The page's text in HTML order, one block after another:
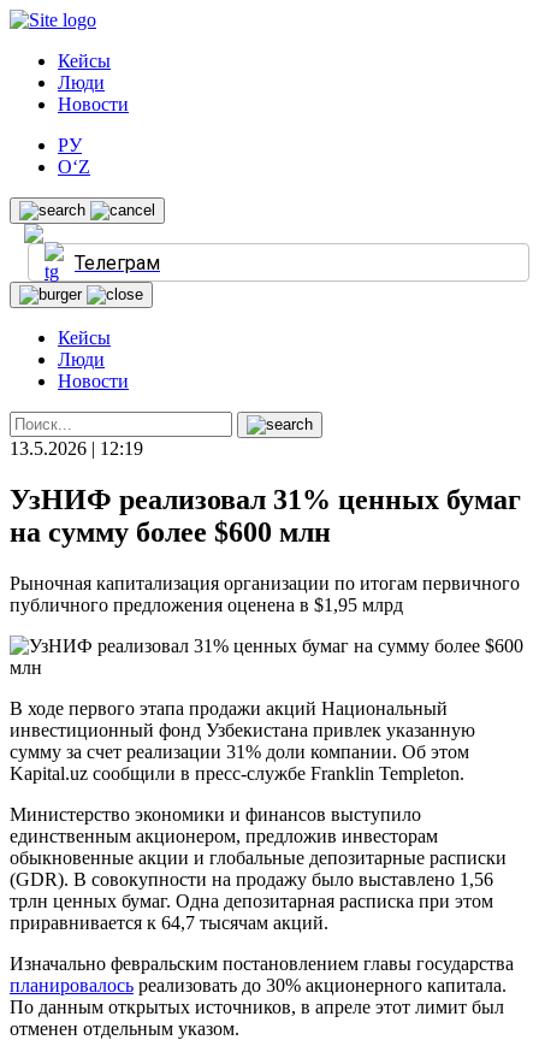
Кейсы
Люди
Новости
РУ
O‘Z
Телеграм
Кейсы
Люди
Новости
13.5.2026 | 12:19
УзНИФ реализовал 31% ценных бумаг
на сумму более $600 млн
Рыночная капитализация организации по итогам первичного
публичного предложения оценена в $1,95 млрд
В ходе первого этапа продажи акций Национальный
инвестиционный фонд Узбекистана привлек указанную
сумму за счет реализации 31% доли компании. Об этом
Kapital.uz сообщили в пресс-службе Franklin Templeton.
Министерство экономики и финансов выступило
единственным акционером, предложив инвесторам
обыкновенные акции и глобальные депозитарные расписки
(GDR). В совокупности на продажу было выставлено 1,56
трлн ценных бумаг. Одна депозитарная расписка при этом
приравнивается к 64,7 тысячам акций.
Изначально февральским постановлением главы государства
планировалось реализовать до 30% акционерного капитала.
По данным открытых источников, в апреле этот лимит был
отменен отдельным указом.